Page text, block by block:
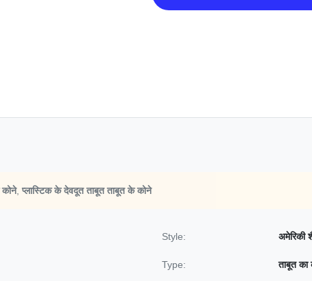
कोने, प्लास्टिक के देवदूत ताबूत ताबूत के कोने
Style: अमेरिकी
Type: ताबूत का